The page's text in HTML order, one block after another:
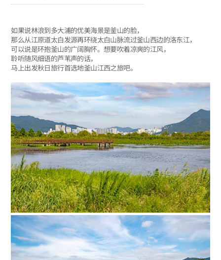
如果说林浪到多大浦的优美海景是釜山的脸，
那么从江原道太白发源再环绕太白山脉流过釜山西边的洛东江，
可以说是环抱釜山的广阔胸怀。想要吹着凉爽的江风，
聆听随风细语的芦苇声的话，
马上出发秋日旅行首选地釜山江西之旅吧。